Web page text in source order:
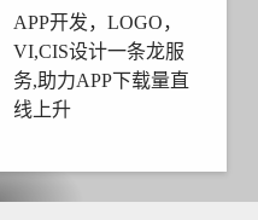
APP开发，LOGO，
VI,CIS设计一条龙服
务,助力APP下载量直
线上升